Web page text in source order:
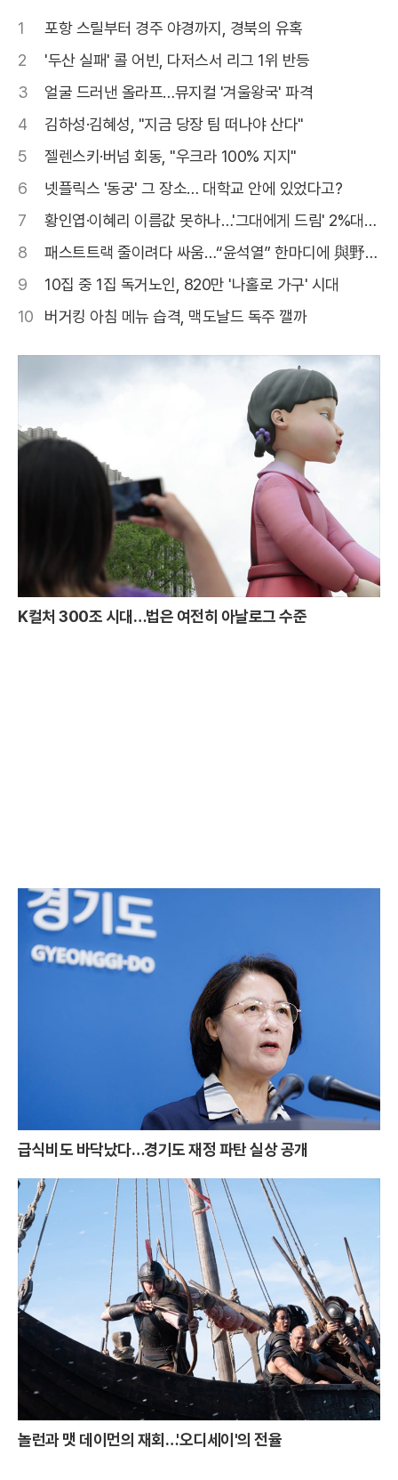
1
포항 스릴부터 경주 야경까지, 경북의 유혹
2
'두산 실패' 콜 어빈, 다저스서 리그 1위 반등
3
얼굴 드러낸 올라프…뮤지컬 '겨울왕국' 파격
4
김하성·김혜성, "지금 당장 팀 떠나야 산다"
5
젤렌스키·버넘 회동, "우크라 100% 지지"
6
넷플릭스 '동궁' 그 장소… 대학교 안에 있었다고?
7
황인엽·이혜리 이름값 못하나…'그대에게 드림' 2%대
고전
8
패스트트랙 줄이려다 싸움…“윤석열” 한마디에 與野
고성
9
10집 중 1집 독거노인, 820만 '나홀로 가구' 시대
10
버거킹 아침 메뉴 습격, 맥도날드 독주 깰까
K컬처 300조 시대…법은 여전히 아날로그 수준
급식비도 바닥났다…경기도 재정 파탄 실상 공개
놀런과 맷 데이먼의 재회…'오디세이'의 전율